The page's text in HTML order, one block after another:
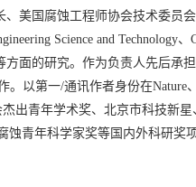
美国腐蚀工程师协会技术委员
Science and
面的研究。作为负责人先后承
第一/通讯作者身份在Nature、
出青年学术奖、北京市科技新
青年科学家奖等国内外科研奖